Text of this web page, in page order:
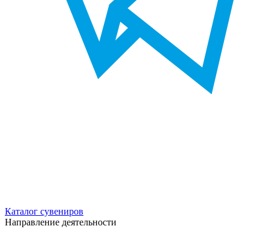
Каталог сувениров
Направление деятельности